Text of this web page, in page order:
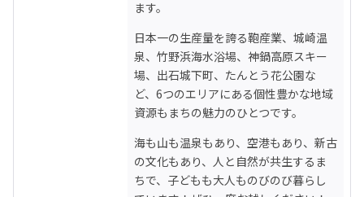
ます。
日本一の生産量を誇る鞄産業、城崎温
泉、竹野浜海水浴場、神鍋高原スキー
場、出石城下町、たんとう花公園な
ど、6つのエリアにある個性豊かな地域
資源もまちの魅力のひとつです。
海も山も温泉もあり、空港もあり、新古
の文化もあり、人と自然が共生するま
ちで、子どもも大人ものびのび暮らし